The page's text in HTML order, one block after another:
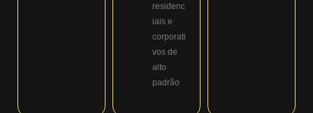
residenc
iais e
corporati
vos de
alto
padrão